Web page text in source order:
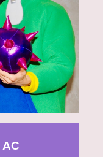
АС